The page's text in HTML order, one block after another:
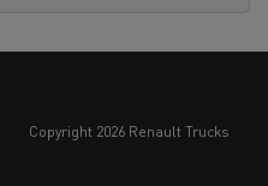
copyright 2026 Renault Trucks